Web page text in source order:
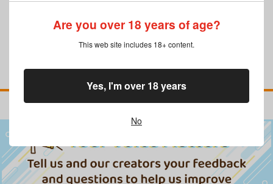
Are you over 18 years of age?
This web site includes 18+ content.
No
Yes, I'm over 18 years